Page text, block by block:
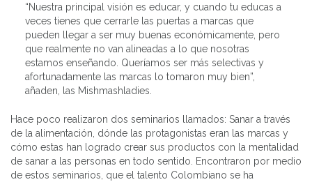
“Nuestra principal visión es educar, y cuando tu educas a
veces tienes que cerrarle las puertas a marcas que
pueden llegar a ser muy buenas económicamente, pero
que realmente no van alineadas a lo que nosotras
estamos enseñando. Queríamos ser más selectivas y
afortunadamente las marcas lo tomaron muy bien”,
añaden, las Mishmashladies.
Hace poco realizaron dos seminarios llamados: Sanar a través
de la alimentación, dónde las protagonistas eran las marcas y
cómo estas han logrado crear sus productos con la mentalidad
de sanar a las personas en todo sentido. Encontraron por medio
de estos seminarios, que el talento Colombiano se ha